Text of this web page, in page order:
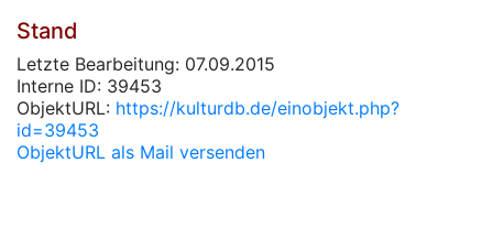
Stand
Letzte Bearbeitung: 07.09.2015
Interne ID: 39453
ObjektURL: https://kulturdb.de/einobjekt.php?
id=39453
ObjektURL als Mail versenden